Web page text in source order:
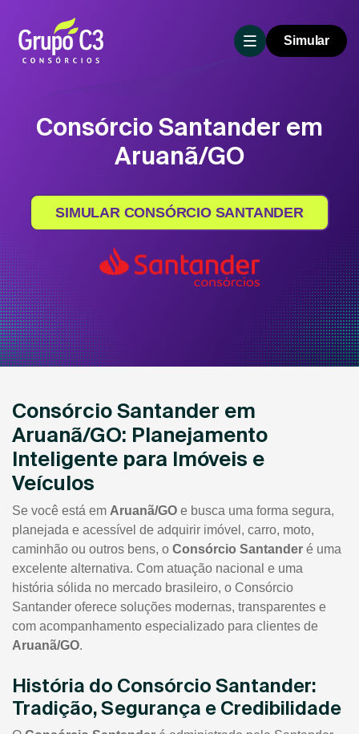
Simular
Consórcio Santander em
Aruanã/GO
SIMULAR CONSÓRCIO SANTANDER
Consórcio Santander em
Aruanã/GO: Planejamento
Inteligente para Imóveis e
Veículos
Se você está em Aruanã/GO e busca uma forma segura,
planejada e acessível de adquirir imóvel, carro, moto,
caminhão ou outros bens, o Consórcio Santander é uma
excelente alternativa. Com atuação nacional e uma
história sólida no mercado brasileiro, o Consórcio
Santander oferece soluções modernas, transparentes e
com acompanhamento especializado para clientes de
Aruanã/GO.
História do Consórcio Santander:
Tradição, Segurança e Credibilidade